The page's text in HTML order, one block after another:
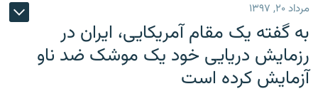
مرداد ۲۰, ۱۳۹۷
به گفته یک مقام آمریکایی، ایران در
رزمایش دریایی خود یک موشک ضد ناو
آزمایش کرده است